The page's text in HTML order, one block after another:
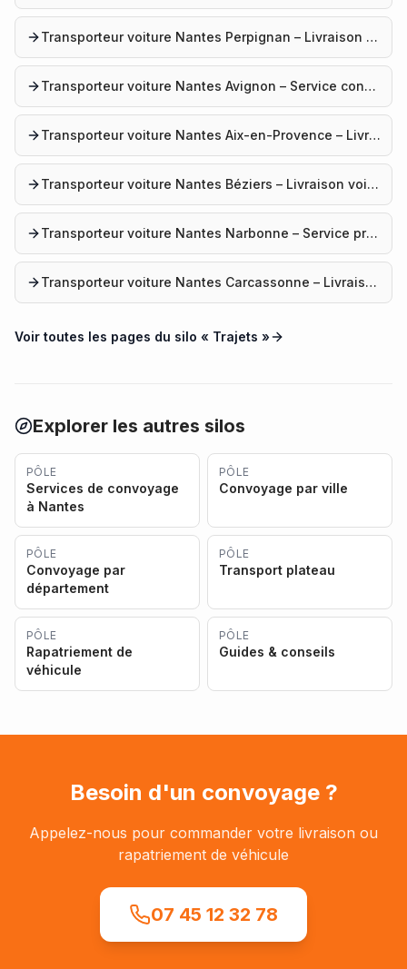
Transporteur voiture Nantes Perpignan – Livraison voiture
Transporteur voiture Nantes Avignon – Service convoyage
Transporteur voiture Nantes Aix-en-Provence – Livraison véhicule
Transporteur voiture Nantes Béziers – Livraison voiture
Transporteur voiture Nantes Narbonne – Service professionnel
Transporteur voiture Nantes Carcassonne – Livraison véhicule
Voir toutes les pages du silo « Trajets »
Explorer les autres silos
PÔLE
Services de convoyage
à Nantes
PÔLE
Convoyage par ville
PÔLE
Convoyage par
département
PÔLE
Transport plateau
PÔLE
Rapatriement de
véhicule
PÔLE
Guides & conseils
Besoin d'un convoyage ?
Appelez-nous pour commander votre livraison ou
rapatriement de véhicule
07 45 12 32 78